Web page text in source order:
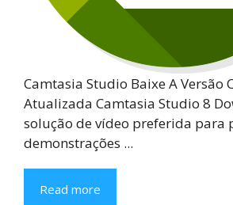
Camtasia Studio Baixe A Versão
Atualizada Camtasia Studio 8
solução de vídeo preferida para
demonstrações ...
Read more